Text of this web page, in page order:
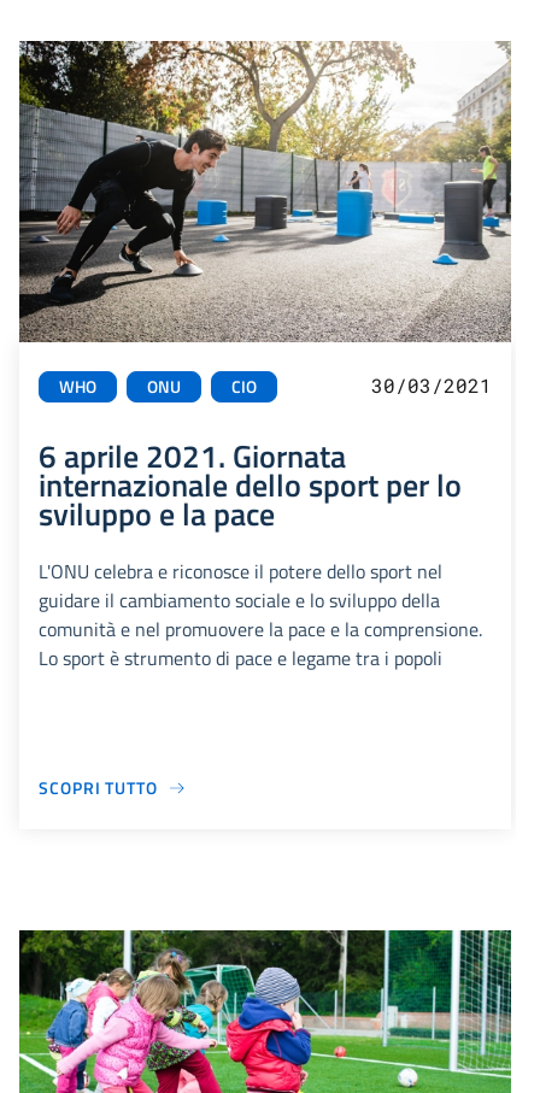
WHO ONU CIO 30/03/2021
6 aprile 2021. Giornata
internazionale dello sport per lo
sviluppo e la pace
L'ONU celebra e riconosce il potere dello sport nel
guidare il cambiamento sociale e lo sviluppo della
comunità e nel promuovere la pace e la comprensione.
Lo sport è strumento di pace e legame tra i popoli
SCOPRI TUTTO